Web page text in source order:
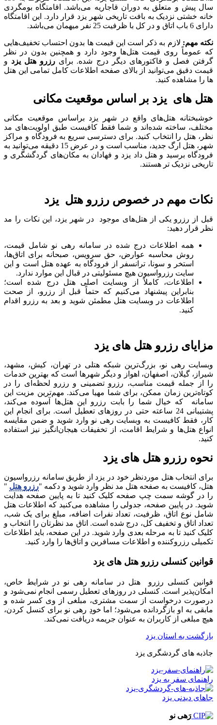
سال پیش و متعلق به دوران قاجاریه می‌باشد. اقامتگاه بومگردی
خانه خشتی نزدیک به بافت تاریخی شهر یزد قرار دارد. این اقامتگاه
دارای 6 باب اتاق و در کل با ظرفیت 25 نفر میهمان می‌باشد.
نکته مهم: لازم به ذکر است این قیمت ها بدون احتساب تخفیف‌هایی
که عموماً روی قیمت هتل‌ها وجود دارد و همچنین بدون در نظر
گرفتن فصل و فاکتورهای دیگر درج شده. برای رزرو هتل یزد و
قیمت دقیق می‌توانید از بالای صفحه اطلاعات کامل تمامی این هتل
ها را مشاهده کنید.
هتل های یزد بر اساس موقعیت مکانی
خوشبختانه هتل‌های واقع در شهر یزد براساس موقعیت مکانی
مختلف، ساخته شده‌اند و شما فقط کافیست طبق اولویت‌های مد
نظر، هتل را انتخاب کنید. برای دسترسی سریع به فرودگاه و مراکز
شهر، هتل ارگ جدید، مناسب است و در عرض 15 دقیقه می‌توانید به
فرودگاه برسید و هتل داد یزد و فهادان به مکان‌های گردگشگری و
تاریخی نزدیک تر هستند.
نکات مهم در خصوص رزرو هتل یزد
قبل از رزرو یکی از هتل‌های موجود در شهر یزد، این نکات را مد
نظر قرار دهید:
همه اطلاعات درج شده در سامانه رهی نو شامل قیمت،
روش محاسبه عوارض، حق سرویس، صبحانه برای اتاق‌ها،
استخر و سونا، ترانسفر از فرودگاه به عهده هتل است و این
سایت رزرواسیون هیچ مسئولیتی در قبال این موارد ندارد.
اطلاعات، کاملاً از وبسایت اصلی هتل درج شده است؛
بنابراین پیشنهاد می‌کنیم که حتماً قبل از رزرو، از صحت
اطلاعات در وبسایت هتل مطمئن شوید و بعد به رزرو اقدام
کنید.
مزایای رزرو هتل های یزد
وبسایت رهی نو، بزرگ‌‌ترین شبکه هتلی در تهران، کیش، مشهد،
شیراز، گیلان، اصفهان، اهواز و دیگر شهرها است که بهترین خدمات
را از جمله قیمت مناسب، رزرو تضمینی و رزرو لحظه‌ای را در
کوتاه‌ترین زمان ممکن، برای شما مهیا می‌کند. مهم‌ترین مزیت این
سامانه که خیال شما را بابت رزرو این هتل‌ها آسوده می‌کند،
پشتیبانی 24 ساعته حتی در روزهای تعطیل است. برای انجام این
کار، فقط کافیست به وبسایت رهی نو وارد شوید و ضمن مقایسه
انواع هتل‌ها و شرایط اقامت، از تخفیفات هیجان‌انگیز نیز استفاده
کنید.
نحوه رزرو هتل‌ های یزد
برای انتخاب هتل‌ موردنظر خود در یزد از طریق سامانه رزرواسیون
هتل، کافیست به صفحه هتل مد‌ نظر وارد شوید و دکمه "رزرو هتل "
را در گوشه سمت چپ صفحه کلیک کنید تا به پایین صفحه هدایت
شوید. در پایین صفحه، جدولی را مشاهده می‌کنید که اطلاعات هتل
شامل نوع اتاق، ظرفیت، تعداد نفرات اضافه، مبلغ برای یک شب،
تعداد اتاق و تخفیف کل، درج شده است. اتاق مد نظرتان را انتخاب و
کلیک کنید تا به مرحله بعدی وارد شوید. در این صفحه، باید اطلاعات
تکمیلی رزروکننده و اطلاعات مسافرین و اتاق‌ها را وارد کنید.
قوانین کنسلی رزرو هتل ‌های یزد
قوانین کنسلی رزرو هتل در سامانه رهی نو در شرایط خاص،
امکان‌پذیر است. کنسلی در روزهای تعطیل رسمی انجام نمی‌شود و
درصورت درخواست از سمت مشتری، مبلغی از وی کسر شده و
مابقی به او بازگردانده می‌شود؛ اما خودِ رهی نو برای کنسل کردن،
هیچ مبلغی از کاربران به عنوان جریمه دریافت نمی‌کند.
بازگشت به استان یزد
جاذبه های گردشگری یزد
راهنمای سفر به یزد
جاهای دیدنی یزد
رَهی نو